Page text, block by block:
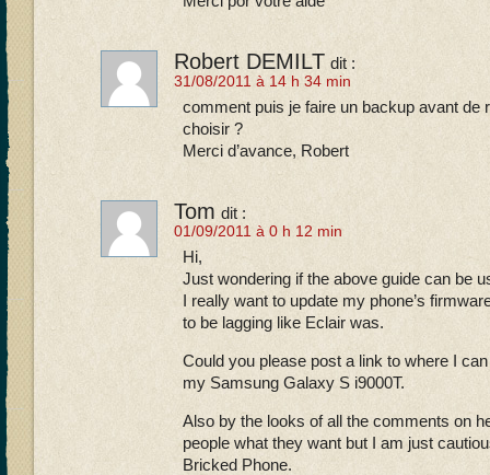
Robert DEMILT dit :
31/08/2011 à 14 h 34 min
comment puis je faire un backup avant de
choisir ?
Merci d’avance, Robert
Tom dit :
01/09/2011 à 0 h 12 min
Hi,
Just wondering if the above guide can be
I really want to update my phone’s
to be lagging like Eclair was.
Could you please post a link to where I
my Samsung Galaxy S i9000T.
Also by the looks of all the comments on
people what they want but I am just
Bricked Phone.